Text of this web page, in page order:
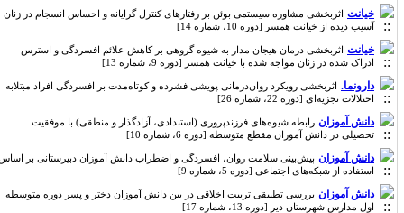
خیانت اثربخشی مشاوره سیستمی بوئن بر رفتارهای کنترل گرایانه و احساس انسجام در زنان
آسیب دیده از خیانت همسر [دوره 10، شماره 14]
خیانت اثربخشی درمان هیجان مدار به شیوه گروهی بر کاهش علائم افسردگی و استرس
ادراک شده در زنان مواجه شده با خیانت همسر [دوره 9، شماره 13]
دارونما. اثربخشی رویکرد روان‌درمانی پویشی فشرده و کوتاه‌مدت بر افسردگی افراد مبتلابه
اختلالات تجزیه‌ای [دوره 22، شماره 26]
دانش آموزان رابطه شیوه‌های فرزندپروری (استبدادی، آزادگذار و منطقی) با موفقیت
تحصیلی در دانش آموزان مقطع متوسطه [دوره 6، شماره 10]
دانش آموزان پیش‌بینی سلامت روان، افسردگی و اضطراب دانش آموزان دبیرستانی بر اساس
استفاده از شبکه‌های اجتماعی [دوره 5، شماره 9]
دانش آموزان بررسی تطبیقی تربیت اخلاقی در بین دانش آموزان دختر و پسر دوره متوسطه
اول مدارس شهرستان دیر [دوره 13، شماره 17]